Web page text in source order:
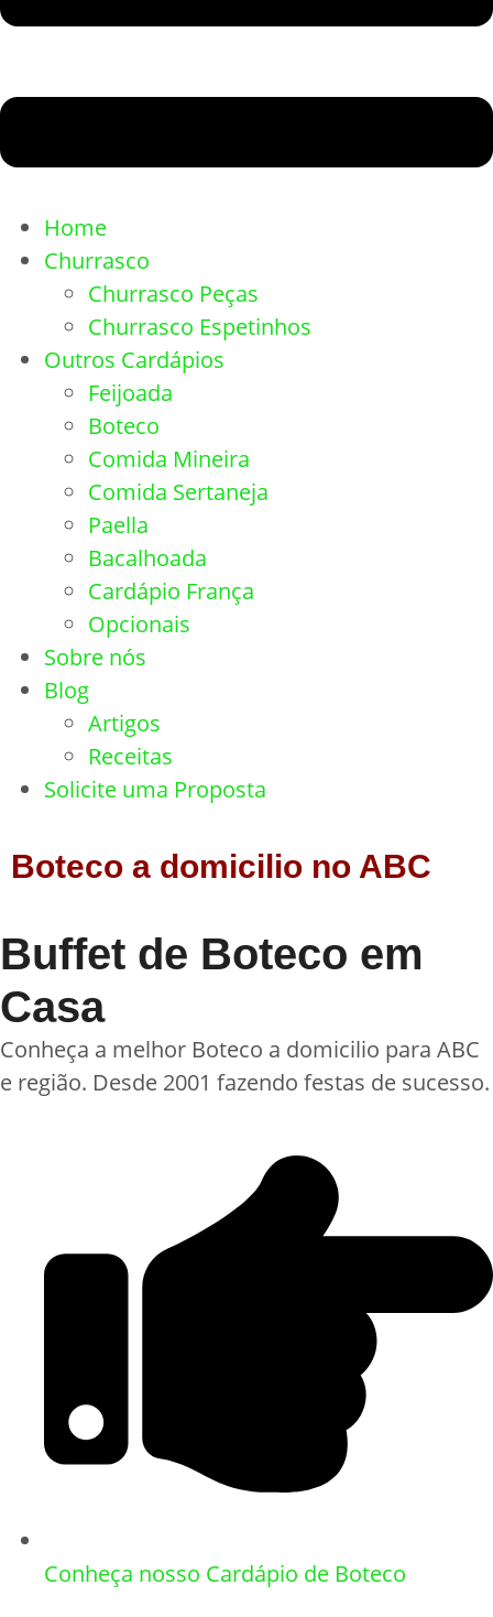
Home
Churrasco
Churrasco Peças
Churrasco Espetinhos
Outros Cardápios
Feijoada
Boteco
Comida Mineira
Comida Sertaneja
Paella
Bacalhoada
Cardápio França
Opcionais
Sobre nós
Blog
Artigos
Receitas
Solicite uma Proposta
Boteco a domicilio no ABC
Buffet de Boteco em
Casa
Conheça a melhor Boteco a domicilio para ABC
e região. Desde 2001 fazendo festas de sucesso.
Conheça nosso Cardápio de Boteco